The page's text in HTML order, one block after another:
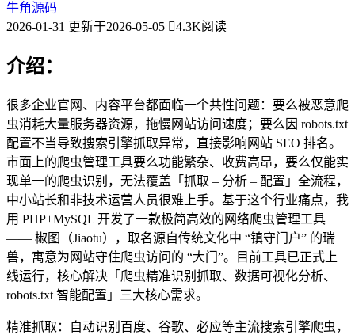
牛角源码
2026-01-31 更新于2026-05-05 4.3K阅读
介绍：
很多企业官网、内容平台都面临一个共性问题：要么被恶意爬
虫消耗大量服务器资源，拖慢网站访问速度；要么因 robots.txt
配置不当导致搜索引擎抓取异常，直接影响网站 SEO 排名。
市面上的爬虫管理工具要么功能繁杂、收费高昂，要么仅能实
现单一的爬虫识别，无法覆盖「抓取 – 分析 – 配置」全流程，
中小站长和非技术运营人员很难上手。基于这个行业痛点，我
用 PHP+MySQL 开发了一款极简高效的网络爬虫管理工具
—— 椒图（Jiaotu），取名源自传统文化中 “镇守门户” 的瑞
兽，寓意为网站守住爬虫访问的 “大门”。目前工具已正式上
线运行，核心解决「爬虫精准识别抓取、数据可视化分析、
robots.txt 智能配置」三大核心需求。
精准抓取：自动识别百度、谷歌、必应等主流搜索引擎爬虫，